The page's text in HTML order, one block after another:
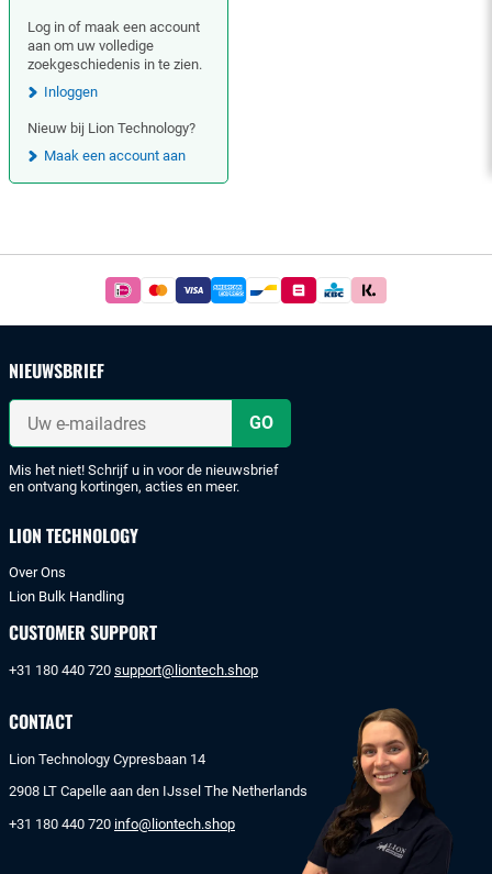
Log in of maak een account
aan om uw volledige
zoekgeschiedenis in te zien.
Inloggen
Nieuw bij Lion Technology?
Maak een account aan
Betaal
simpel
iDeal
of
bankoverschrijving.
NIEUWSBRIEF
Uw
mailadres
Mis het niet! Schrijf u in voor de nieuwsbrief
en ontvang kortingen, acties en meer.
LION TECHNOLOGY
Over Ons
Lion Bulk Handling
CUSTOMER SUPPORT
+31 180 440 720 support@liontech.shop
CONTACT
Lion Technology Cypresbaan 14
2908 LT Capelle aan den IJssel The Netherlands
+31 180 440 720 info@liontech.shop